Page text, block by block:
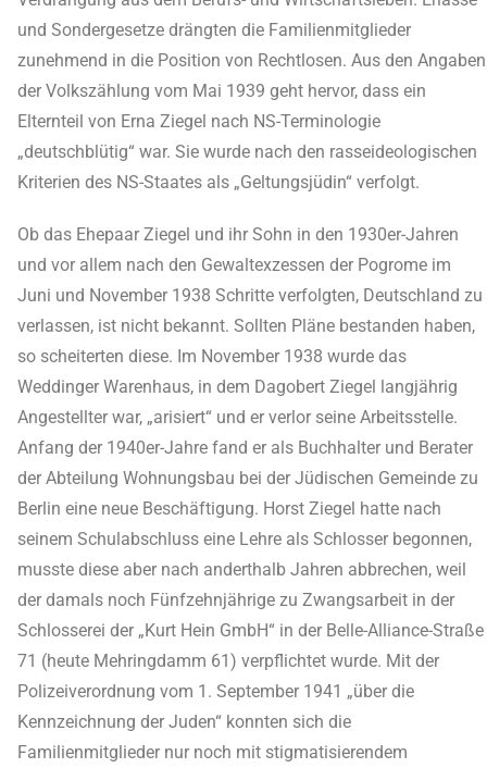
und Sondergesetze drängten die Familienmitglieder
zunehmend in die Position von Rechtlosen. Aus den Angaben
der Volkszählung vom Mai 1939 geht hervor, dass ein
Elternteil von Erna Ziegel nach NS-Terminologie
„deutschblütig“ war. Sie wurde nach den rasseideologischen
Kriterien des NS-Staates als „Geltungsjüdin“ verfolgt.
Ob das Ehepaar Ziegel und ihr Sohn in den 1930er-Jahren
und vor allem nach den Gewaltexzessen der Pogrome im
Juni und November 1938 Schritte verfolgten, Deutschland zu
verlassen, ist nicht bekannt. Sollten Pläne bestanden haben,
so scheiterten diese. Im November 1938 wurde das
Weddinger Warenhaus, in dem Dagobert Ziegel langjährig
Angestellter war, „arisiert“ und er verlor seine Arbeitsstelle.
Anfang der 1940er-Jahre fand er als Buchhalter und Berater
der Abteilung Wohnungsbau bei der Jüdischen Gemeinde zu
Berlin eine neue Beschäftigung. Horst Ziegel hatte nach
seinem Schulabschluss eine Lehre als Schlosser begonnen,
musste diese aber nach anderthalb Jahren abbrechen, weil
der damals noch Fünfzehnjährige zu Zwangsarbeit in der
Schlosserei der „Kurt Hein GmbH“ in der Belle-Alliance-Straße
71 (heute Mehringdamm 61) verpflichtet wurde. Mit der
Polizeiverordnung vom 1. September 1941 „über die
Kennzeichnung der Juden“ konnten sich die
Familienmitglieder nur noch mit stigmatisierendem